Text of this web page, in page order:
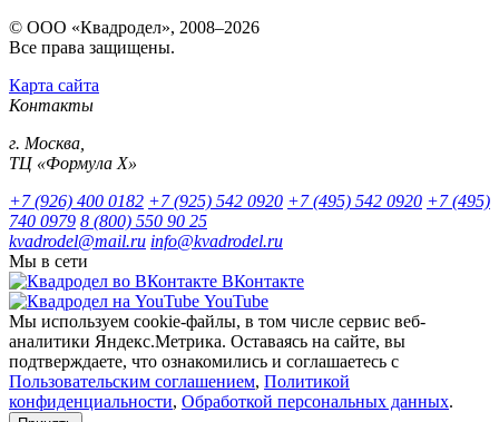
© ООО «Квадродел», 2008–2026
Все права защищены.
Карта сайта
Контакты
г. Москва,
ТЦ «Формула Х»
+7 (926) 400 0182 +7 (925) 542 0920 +7 (495) 542 0920 +7 (495)
740 0979 8 (800) 550 90 25
kvadrodel@mail.ru info@kvadrodel.ru
Мы в сети
ВКонтакте
YouTube
Мы используем cookie-файлы, в том числе сервис веб-
аналитики Яндекс.Метрика. Оставаясь на сайте, вы
подтверждаете, что ознакомились и соглашаетесь с
Пользовательским соглашением, Политикой
конфиденциальности, Обработкой персональных данных.